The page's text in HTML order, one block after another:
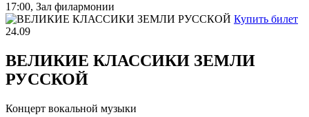
17:00, Зал филармонии
Купить билет
24.09
ВЕЛИКИЕ КЛАССИКИ ЗЕМЛИ
РУССКОЙ
Концерт вокальной музыки